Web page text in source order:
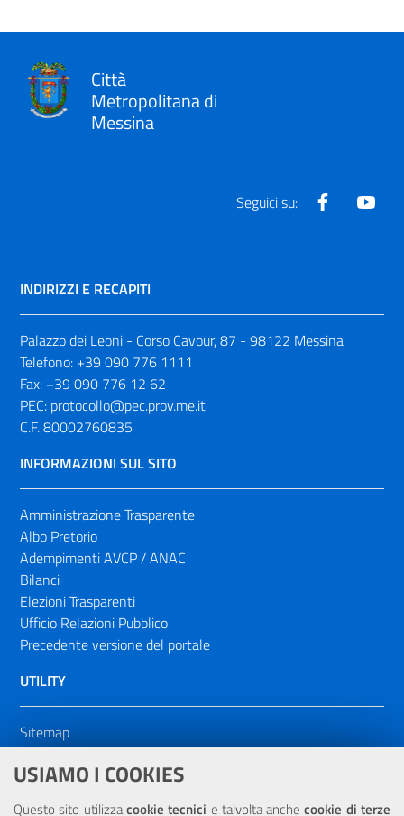
USIAMO I COOKIES
Questo sito utilizzacookie tecnici e talvolta anchecookie di terze
Città
Metropolitana di
Messina
Seguici su: Facebook
INDIRIZZI E RECAPITI
Palazzo dei Leoni - Corso Cavour, 87 - 98122 Messina
Telefono: +39 090 776 1111
Fax: +39 090 776 12 62
PEC: protocollo@pec.prov.me.it
C.F. 80002760835
INFORMAZIONI SUL SITO
Amministrazione Trasparente
Albo Pretorio
Adempimenti AVCP / ANAC
Bilanci
Elezioni Trasparenti
Ufficio Relazioni Pubblico
Precedente versione del portale
UTILITY
Sitemap
Dichiarazione di accessibilità
NOTE LEGALI